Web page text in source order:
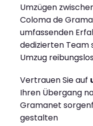
Umzügen
Coloma de
umfassenden
dedizierten Team
Umzug
Vertrauen Sie auf
Ihren Übergang
Gramanet
gestalten